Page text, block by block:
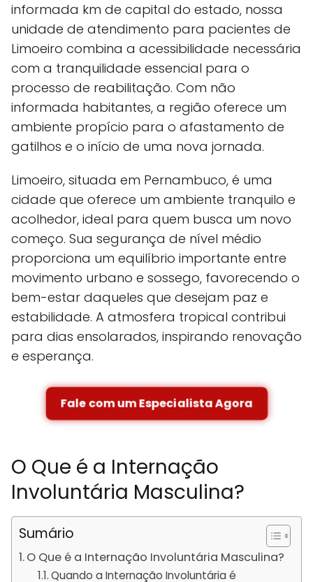
informada km de capital do estado, nossa
unidade de atendimento para pacientes de
Limoeiro combina a acessibilidade necessária
com a tranquilidade essencial para o
processo de reabilitação. Com não
informada habitantes, a região oferece um
ambiente propício para o afastamento de
gatilhos e o início de uma nova jornada.
Limoeiro, situada em Pernambuco, é uma
cidade que oferece um ambiente tranquilo e
acolhedor, ideal para quem busca um novo
começo. Sua segurança de nível médio
proporciona um equilíbrio importante entre
movimento urbano e sossego, favorecendo o
bem-estar daqueles que desejam paz e
estabilidade. A atmosfera tropical contribui
para dias ensolarados, inspirando renovação
e esperança.
Fale com um Especialista Agora
O Que é a Internação
Involuntária Masculina?
Sumário
O Que é a Internação Involuntária Masculina?
Quando a Internação Involuntária é